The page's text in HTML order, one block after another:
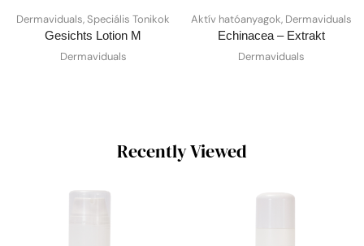
Dermaviduals,Speciális Tonikok
Gesichts Lotion M
Dermaviduals
Aktív hatóanyagok, Dermaviduals
Echinacea – Extrakt
Dermaviduals
Recently Viewed